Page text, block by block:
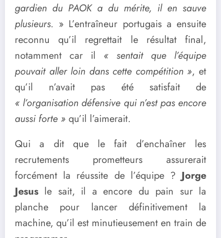
gardien du PAOK a du mérite, il en sauve
plusieurs. » L’entraîneur portugais a ensuite
reconnu qu’il regrettait le résultat final,
notamment car il « sentait que l’équipe
pouvait aller loin dans cette compétition », et
qu’il n’avait pas été satisfait de
« l’organisation défensive qui n’est pas encore
aussi forte » qu’il l’aimerait.
Qui a dit que le fait d’enchaîner les
recrutements prometteurs assurerait
forcément la réussite de l’équipe ?Jorge
Jesus le sait, il a encore du pain sur la
planche pour lancer définitivement la
machine, qu’il est minutieusement en train de